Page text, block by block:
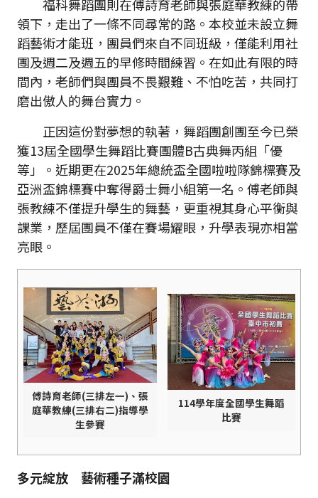
福科舞蹈團則在傅詩育老師與張庭華教練的帶
領下，走出了一條不同尋常的路。本校並未設立舞
蹈藝術才能班，團員們來自不同班級，僅能利用社
團及週二及週五的早修時間練習。在如此有限的時
間內，老師們與團員不畏艱難、不怕吃苦，共同打
磨出傲人的舞台實力。
正因這份對夢想的執著，舞蹈團創團至今已榮
獲13屆全國學生舞蹈比賽團體B古典舞丙組「優
等」。近期更在2025年總統盃全國啦啦隊錦標賽及
亞洲盃錦標賽中奪得爵士舞小組第一名。傅老師與
張教練不僅提升學生的舞藝，更重視其身心平衡與
課業，歷屆團員不僅在賽場耀眼，升學表現亦相當
亮眼。
傅詩育老師(三排左一)、張
庭華教練(三排右二)指導學
生參賽
114學年度全國學生舞蹈
比賽
多元綻放 藝術種子滿校園